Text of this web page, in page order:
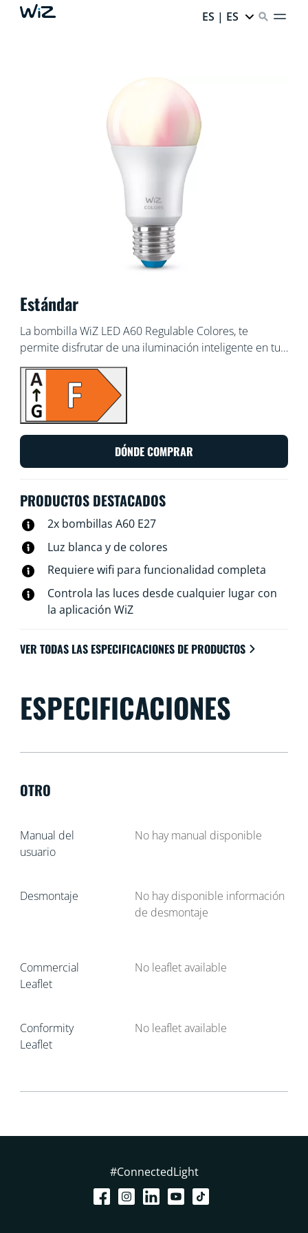
ES | ES
Estándar
La bombilla WiZ LED A60 Regulable Colores, te
permite disfrutar de una iluminación inteligente en tu
vida diaria. Colócala en cualquier lámpara para
conseguir el ambiente que deseas con 16 millones de
colores y también con luces que oscilan entre el
blanco cálido y el blanco frío. Puedes programar las
tus rutinas diarias o semanales, controlarlas con tu
smartphone o la voz y acceder a distancia a las luces
conectan a tu router Wi-Fi, por lo que no necesitas
DÓNDE COMPRAR
PRODUCTOS DESTACADOS
2x bombillas A60 E27
Luz blanca y de colores
Requiere wifi para funcionalidad completa
Controla las luces desde cualquier lugar con
la aplicación WiZ
VER TODAS LAS ESPECIFICACIONES DE PRODUCTOS
ESPECIFICACIONES
OTRO
Manual del
usuario
No hay manual disponible
Desmontaje
No hay disponible información
de desmontaje
Commercial
Leaflet
No leaflet available
Conformity
Leaflet
No leaflet available
#ConnectedLight